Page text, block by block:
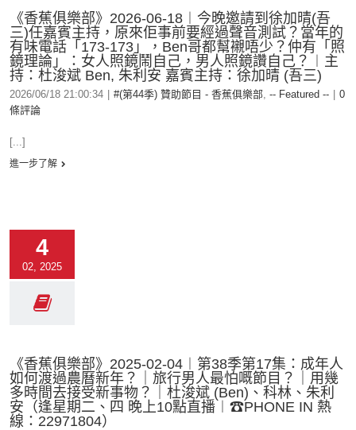
《香蕉俱樂部》2026-06-18︱今晚邀請到徐加晴(吾
三)任嘉賓主持，原來佢事前要經過聲音測試？當年的
有味電話「173-173」，Ben哥都幫襯唔少？仲有「照
鏡理論」：女人照鏡鬧自己，男人照鏡讚自己？︱主
持：杜浚斌 Ben, 朱利安 嘉賓主持：徐加晴 (吾三)
2026/06/18 21:00:34 #(第44季) 贊助節目 - 香蕉俱樂部, -- Featured --
0
條評論
[...]
進一步了解
4
02, 2025
《香蕉俱樂部》2025-02-04︱第38季第17集：成年人
如何渡過農曆新年？｜旅行男人最怕嘅節目？｜用幾
多時間去接受新事物？｜杜浚斌 (Ben)、科林、朱利
安（逢星期二、四 晚上10點直播︱☎PHONE IN 熱
線：22971804）